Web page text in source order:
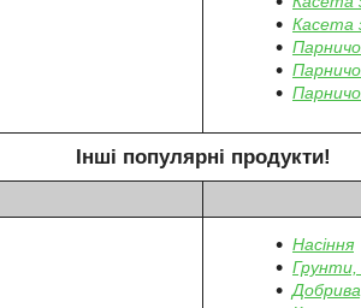
Касета
Інші популярні продукти!
Насіння
Грунти,